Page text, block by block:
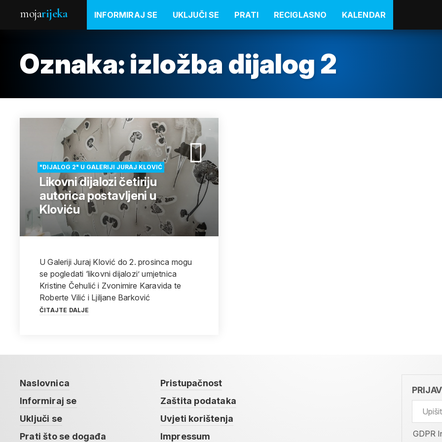
mojarijeka INFORMIRAJ SE UKLJUČI SE PRATI RECIGLASNO KALENDAR
Oznaka: izložba dijalog 2
"DIJALOG 2" U GALERIJI JURAJ KLOVIĆ
Likovni dijalozi četiriju
autorica postavljeni u
Kloviću
U Galeriji Juraj Klović do 2. prosinca mogu
se pogledati ‘likovni dijalozi’ umjetnica
Kristine Čehulić i Zvonimire Karavida te
Roberte Vilić i Ljiljane Barković
ČITAJTE DALJE
Naslovnica
Informiraj se
Uključi se
Prati što se događa
Pristupačnost
Zaštita podataka
Uvjeti korištenja
Impressum
GDPR